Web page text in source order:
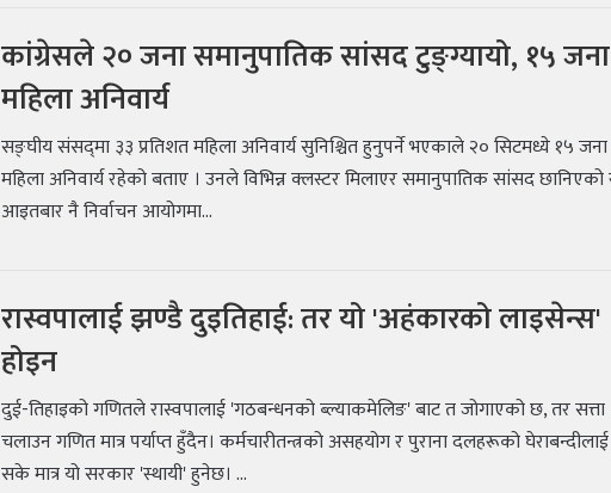
कांग्रेसले २० जना समानुपातिक सांसद टुङ्ग्यायो, १५ जना
महिला अनिवार्य
सङ्घीय संसद्‍मा ३३ प्रतिशत महिला अनिवार्य सुनिश्चित हुनुपर्ने भएकाले २० सिटमध्ये १५ जना
महिला अनिवार्य रहेको बताए । उनले विभिन्न क्लस्टर मिलाएर समानुपातिक सांसद छानिएको
आइतबार नै निर्वाचन आयोगमा...
रास्वपालाई झण्डै दुइतिहाई: तर यो 'अहंकारको लाइसेन्स'
होइन
दुई-तिहाइको गणितले रास्वपालाई 'गठबन्धनको ब्ल्याकमेलिङ' बाट त जोगाएको छ, तर सत्ता
चलाउन गणित मात्र पर्याप्त हुँदैन। कर्मचारीतन्त्रको असहयोग र पुराना दलहरूको घेराबन्दीलाई
सके मात्र यो सरकार 'स्थायी' हुनेछ। ...